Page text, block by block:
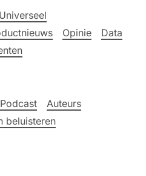
Universeel
Opinie
Data
Podcast
Auteurs
beluisteren